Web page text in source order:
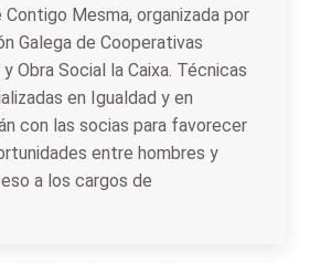
Mesma, organizada por
Galega de Cooperativas
Obra Social la Caixa. Técnicas
en Igualdad y en
con las socias para favorecer
entre hombres y
a los cargos de